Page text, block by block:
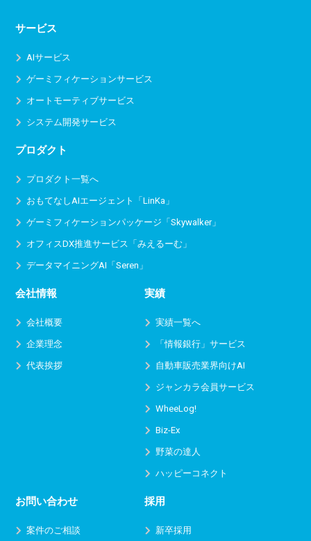
サービス
AIサービス
ゲーミフィケーションサービス
オートモーティブサービス
システム開発サービス
プロダクト
プロダクト一覧へ
おもてなしAIエージェント「LinKa」
ゲーミフィケーションパッケージ「Skywalker」
オフィスDX推進サービス 「みえるーむ」
データマイニングAI「Seren」
会社情報
会社概要
企業理念
代表挨拶
実績
実績一覧へ
「情報銀行」サービス
自動車販売業界向けAI
ジャンカラ会員サービス
WheeLog!
Biz-Ex
野菜の達人
ハッピーコネクト
お問い合わせ
案件のご相談
採用
新卒採用